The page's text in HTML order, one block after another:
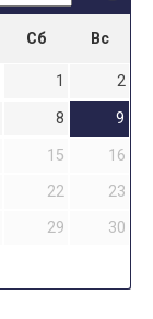
Сб Вс
1
2
8
9
15
16
22
23
29
30